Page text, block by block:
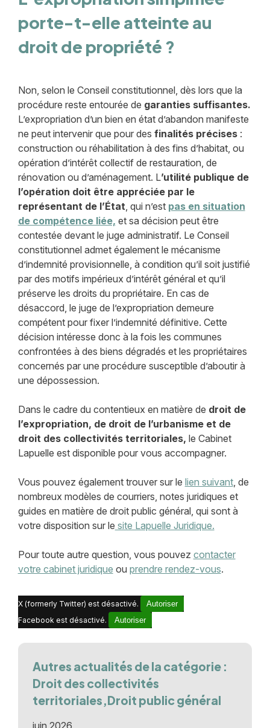
porte-t-elle atteinte au
droit de propriété ?
Non, selon le Conseil constitutionnel, dès lors que la
procédure reste entourée de garanties suffisantes.
L’expropriation d’un bien en état d’abandon manifeste
ne peut intervenir que pour des finalités précises:
construction ou réhabilitation à des fins d’habitat, ou
opération d’intérêt collectif de restauration, de
rénovation ou d’aménagement. L’utilité publique de
l’opération doit être appréciée par le
représentant de l’État, qui n’est pas en situation
de compétence liée, et sa décision peut être
contestée devant le juge administratif. Le Conseil
constitutionnel admet également le mécanisme
d’indemnité provisionnelle, à condition qu’il soit justifié
par des motifs impérieux d’intérêt général et qu’il
préserve les droits du propriétaire. En cas de
désaccord, le juge de l’expropriation demeure
compétent pour fixer l’indemnité définitive. Cette
décision intéresse donc à la fois les communes
confrontées à des biens dégradés et les propriétaires
concernés par une procédure susceptible d’aboutir à
une dépossession.
Dans le cadre du contentieux en matière de droit de
l’expropriation, de droit de l’urbanisme et de
droit des collectivités territoriales, le Cabinet
Lapuelle est disponible pour vous accompagner.
Vous pouvez également trouver sur le lien suivant, de
nombreux modèles de courriers, notes juridiques et
guides en matière de droit public général, qui sont à
votre disposition sur le site Lapuelle Juridique.
Pour toute autre question, vous pouvez contacter
votre cabinet juridique ou prendre rendez-vous.
X (formerly Twitter) est désactivé.
Autoriser
Facebook est désactivé.
Autoriser
Autres actualités de la catégorie :
Droit des collectivités
territoriales,Droit public général